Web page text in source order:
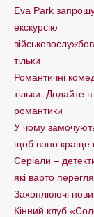
Eva Park
екскурсію
тільки
Романтичні
тільки. Додайте
романтики
У чому
щоб воно краще
Серіали –
які варто
Захоплюючі
Кінний клуб